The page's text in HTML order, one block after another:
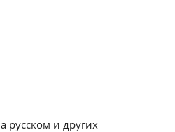
русском и других